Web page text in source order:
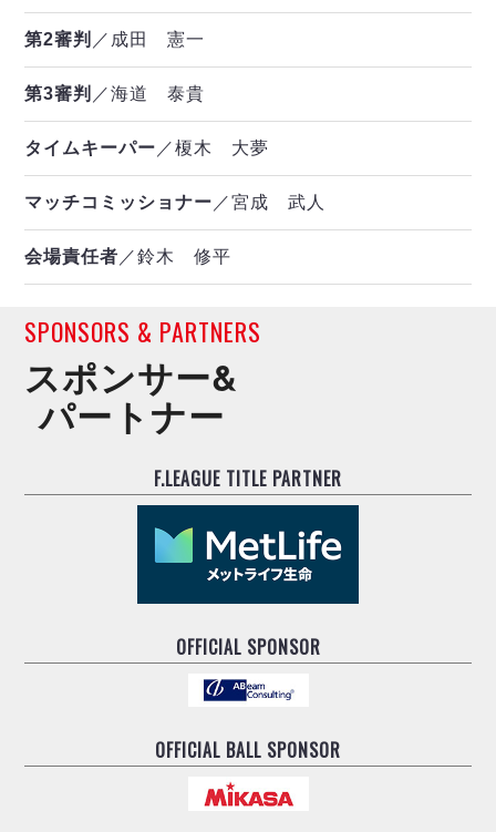
第2審判 ／成田 憲一
第3審判 ／海道 泰貴
タイムキーパー ／榎木 大夢
マッチコミッショナー ／宮成 武人
会場責任者 ／鈴木 修平
SPONSORS & PARTNERS
スポンサー&
パートナー
F.LEAGUE TITLE PARTNER
OFFICIAL SPONSOR
OFFICIAL BALL SPONSOR